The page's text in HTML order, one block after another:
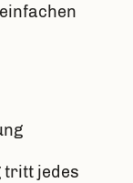
tritt jedes